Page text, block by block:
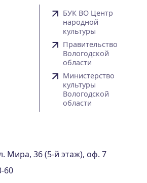
БУК ВО Центр
народной
культуры
Правительство
Вологодской
области
Министерство
культуры
Вологодской
области
Мира, 36 (5-й этаж), оф. 7
60